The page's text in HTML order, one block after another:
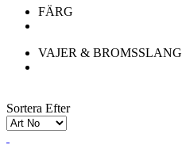
FÄRG
VAJER & BROMSSLANG
Sortera Efter